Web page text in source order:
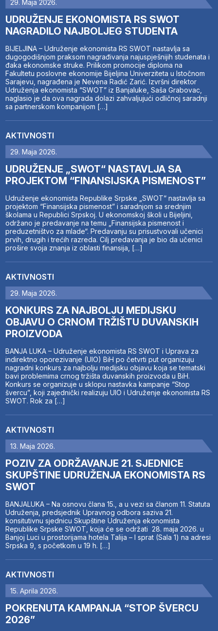
29. Maja 2026.
UDRUŽENJE EKONOMISTA RS SWOT
NAGRADILO NAJBOLJEG STUDENTA
BIJELJINA – Udruženje ekonomista RS SWOT nastavlja sa
dugogodišnjom praksom nagrađivanja najuspješnijih studenata i
đaka ekonomske struke. Prilikom promocije diploma na
Fakultetu poslovne ekonomije Bijeljina Univerziteta u Istočnom
Sarajevu, nagrađena je Nevena Radić Zarić. Izvršni direktor
Udruženja ekonomista “SWOT” iz Banjaluke, Saša Grabovac,
naglasio je da ova nagrada dolazi zahvaljujući odličnoj saradnji
sa partnerskom kompanijom […]
AKTIVNOSTI
29. Maja 2026.
UDRUŽENJE „SWOT“ NASTAVLJA SA
PROJEKTOM “FINANSIJSKA PISMENOST”
Udruženje ekonomista Republike Srpske „SWOT“ nastavlja sa
projektom “Finansijska pismenost” i saradnjom sa srednjim
školama u Republici Srpskoj. U ekonomskoj školi u Bijeljini,
održano je predavanje na temu „Finansijska pismenost i
preduzetništvo za mlade“. Predavanju su prisustvovali učenici
prvih, drugih i trećih razreda. Cilj predavanja je bio da učenici
prošire svoja znanja iz oblasti finansija, […]
AKTIVNOSTI
29. Maja 2026.
KONKURS ZA NAJBOLJU MEDIJSKU
OBJAVU O CRNOM TRŽIŠTU DUVANSKIH
PROIZVODA
BANJA LUKA – Udruženje ekonomista RS SWOT i Uprava za
indirektno oporezivanje (UIO) BiH po četvrti put organizuju
nagradni konkurs za najbolju medijsku objavu koja se tematski
bavi problemima crnog tržišta duvanskih proizvoda u BiH.
Konkurs se organizuje u sklopu nastavka kampanje “Stop
švercu”, koji zajednički realizuju UIO i Udruženje ekonomista RS
SWOT. Rok za […]
AKTIVNOSTI
13. Maja 2026.
POZIV ZA ODRŽAVANJE 21. SJEDNICE
SKUPŠTINE UDRUŽENJA EKONOMISTA RS
SWOT
BANJALUKA – Na osnovu člana 15., a u vezi sa članom 11. Statuta
Udruženja, predsjednik Upravnog odbora saziva 21.
konsitutivnu sjednicu Skupštine Udruženja ekonomista
Republike Srpske SWOT, koja će se održati 28. maja 2026. u
Banjoj Luci u prostorijama hotela Talija – I sprat (Sala 1) na adresi
Srpska 9, s početkom u 19 h. […]
AKTIVNOSTI
15. Aprila 2026.
POKRENUTA KAMPANJA “STOP ŠVERCU
2026”